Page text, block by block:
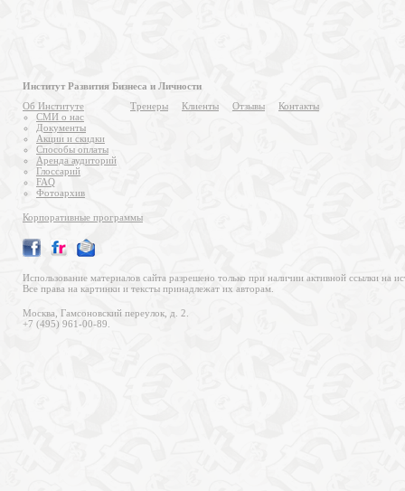
Институт Развития Бизнеса и Личности
Об Институте
СМИ о нас
Документы
Акции и скидки
Способы оплаты
Аренда аудиторий
Глоссарий
FAQ
Фотоархив
Тренеры Клиенты Отзывы Контакты
Корпоративные программы
Использование материалов сайта разрешено только при наличии активной ссылки на
Все права на картинки и тексты принадлежат их авторам.
Москва, Гамсоновский переулок, д. 2.
+7 (495) 961-00-89.